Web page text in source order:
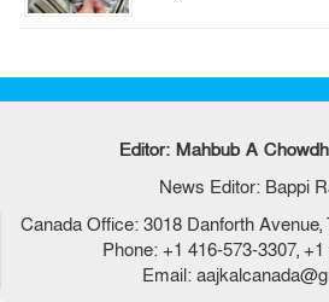
Editor: Mahbub A
News Editor: Bappi
Canada Office: 3018 Danforth Avenue,
Phone: +1 416-573-3307,
Email: